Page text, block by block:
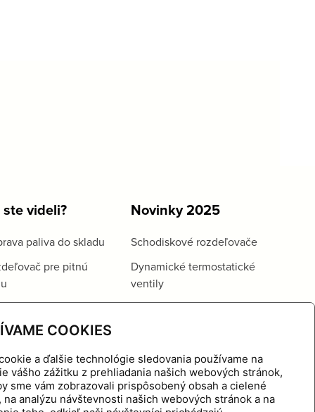
COOKIES
a ďalšie technológie sledovania používame na
vášho zážitku z prehliadania našich webových stránok,
sme vám zobrazovali prispôsobený obsah a cielené
na analýzu návštevnosti našich webových stránok a na
videli?
paliva do skladu
pre pitnú
Novinky 2025
Schodiskové rozdeľovače
Dynamické termostatické
ventily